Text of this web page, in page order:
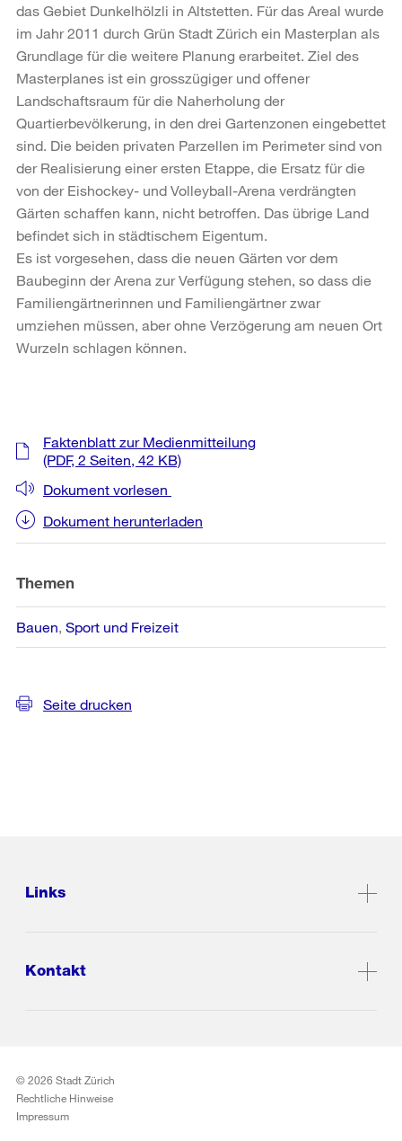
das Gebiet Dunkelhölzli in Altstetten. Für das Areal wurde
im Jahr 2011 durch Grün Stadt Zürich ein Masterplan als
Grundlage für die weitere Planung erarbeitet. Ziel des
Masterplanes ist ein grosszügiger und offener
Landschaftsraum für die Naherholung der
Quartierbevölkerung, in den drei Gartenzonen eingebettet
sind. Die beiden privaten Parzellen im Perimeter sind von
der Realisierung einer ersten Etappe, die Ersatz für die
von der Eishockey- und Volleyball-Arena verdrängten
Gärten schaffen kann, nicht betroffen. Das übrige Land
befindet sich in städtischem Eigentum.
Es ist vorgesehen, dass die neuen Gärten vor dem
Baubeginn der Arena zur Verfügung stehen, so dass die
Familiengärtnerinnen und Familiengärtner zwar
umziehen müssen, aber ohne Verzögerung am neuen Ort
Wurzeln schlagen können.
Weitere
Informationen
Faktenblatt zur Medienmitteilung
(PDF, 2 Seiten, 42 KB)
Dokument vorlesen
Dokument herunterladen
Themen
Bauen Sport und Freizeit
Seite drucken
Links
Kontakt
© 2026 Stadt Zürich
Rechtliche Hinweise
Impressum